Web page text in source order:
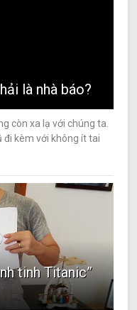
là nhà báo?
còn xa lạ với chúng ta.
đi kèm với không ít tai
tinh Titanic”